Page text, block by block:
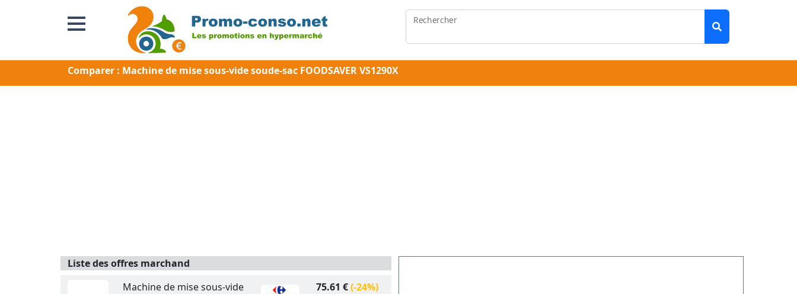
Rechercher
Comparer : Machine de mise sous-vide soude-sac FOODSAVER VS1290X
Liste des offres marchand
Machine de mise sous-vide
75.61 €(-24%)